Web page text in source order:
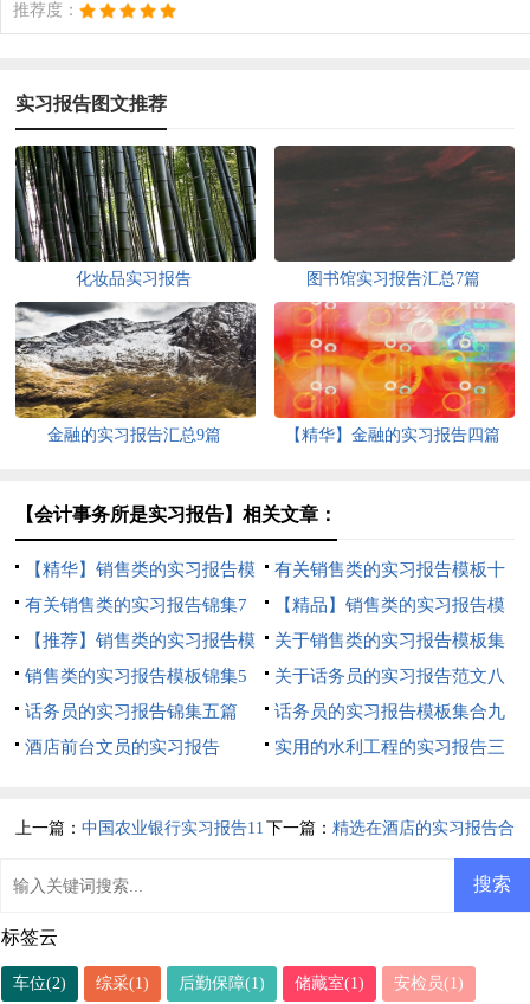
推荐度：
实习报告图文推荐
化妆品实习报告 图书馆实习报告汇总7篇
金融的实习报告汇总9篇 【精华】金融的实习报告四篇
【会计事务所是实习报告】相关文章：
【精华】销售类的实习报告模
板汇编9篇
有关销售类的实习报告模板十
篇
有关销售类的实习报告锦集7
篇
【精品】销售类的实习报告模
板汇编五篇
【推荐】销售类的实习报告模
板集锦7篇
关于销售类的实习报告模板集
合7篇
销售类的实习报告模板锦集5
篇
关于话务员的实习报告范文八
篇
话务员的实习报告锦集五篇
话务员的实习报告模板集合九
篇
酒店前台文员的实习报告
实用的水利工程的实习报告三
上一篇：中国农业银行实习报告11 下一篇： 精选在酒店的实习报告合
标签云
车位(2) 综采(1) 后勤保障(1) 储藏室(1) 安检员(1)